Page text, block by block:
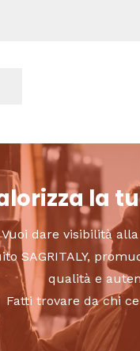
la
Vuoi dare visibilità
SAGRITALY,
qualità e
Fatti trovare da chi